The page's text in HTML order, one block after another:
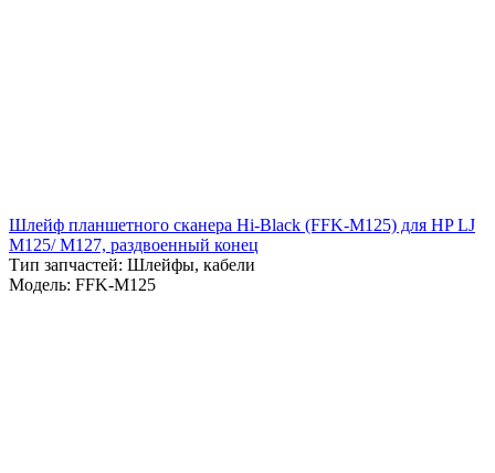
Шлейф планшетного сканера Hi-Black (FFK-M125) для HP LJ
M125/ M127, раздвоенный конец
Тип запчастей: Шлейфы, кабели
Модель: FFK-M125